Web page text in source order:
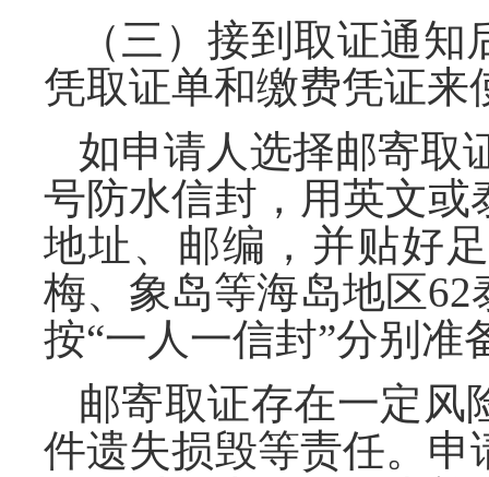
（三）接到取证通
凭取证单和缴费凭证来
如申请人选择邮寄取
号防水信封，用英文
地址、邮编，并贴好
梅、象岛等海岛地区
按“一人一信封”分别准
邮寄取证存在一定风
件遗失损毁等责任。